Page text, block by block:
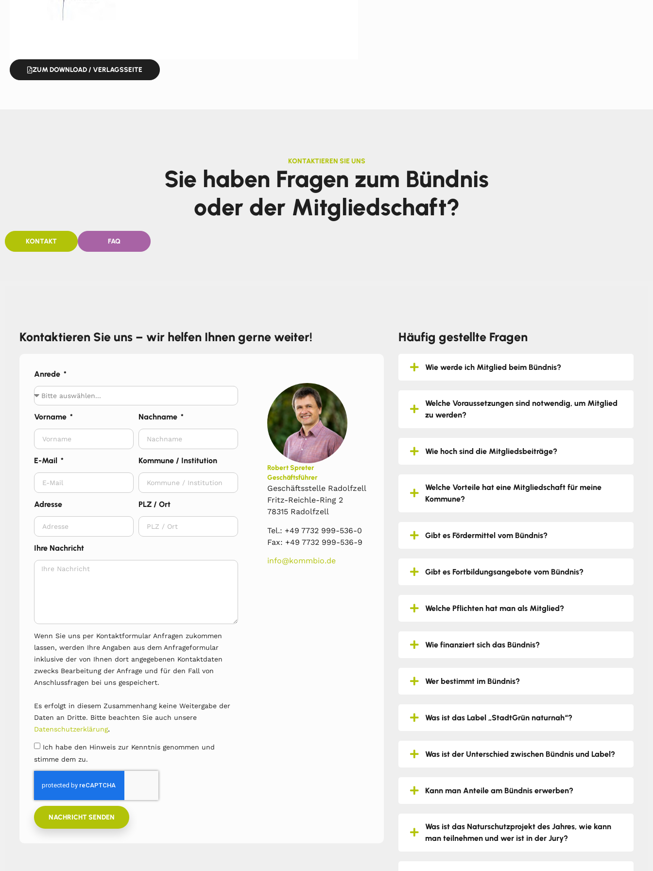
ZUM DOWNLOAD / VERLAGSSEITE
KONTAKTIEREN SIE UNS
Sie haben Fragen zum Bündnis
oder der Mitgliedschaft?
KONTAKT FAQ
Kontaktieren Sie uns – wir helfen Ihnen gerne weiter!
Anrede
Vorname Nachname
E-Mail Kommune / Institution
Adresse PLZ / Ort
Ihre Nachricht
Wenn Sie uns per Kontaktformular Anfragen zukommen
lassen, werden Ihre Angaben aus dem Anfrageformular
inklusive der von Ihnen dort angegebenen Kontaktdaten
zwecks Bearbeitung der Anfrage und für den Fall von
Anschlussfragen bei uns gespeichert.
Es erfolgt in diesem Zusammenhang keine Weitergabe der
Daten an Dritte. Bitte beachten Sie auch unsere
Datenschutzerklärung.
Ich habe den Hinweis zur Kenntnis genommen und
stimme dem zu.
NACHRICHT SENDEN
Robert Spreter
Geschäftsführer
Geschäftsstelle Radolfzell
Fritz-Reichle-Ring 2
78315 Radolfzell
Tel.: +49 7732 999-536-0
Fax: +49 7732 999-536-9
info@kommbio.de
Häufig gestellte Fragen
Wie werde ich Mitglied beim Bündnis?
Welche Voraussetzungen sind notwendig, um Mitglied
zu werden?
Wie hoch sind die Mitgliedsbeiträge?
Welche Vorteile hat eine Mitgliedschaft für meine
Kommune?
Gibt es Fördermittel vom Bündnis?
Gibt es Fortbildungsangebote vom Bündnis?
Welche Pflichten hat man als Mitglied?
Wie finanziert sich das Bündnis?
Wer bestimmt im Bündnis?
Was ist das Label „StadtGrün naturnah“?
Was ist der Unterschied zwischen Bündnis und Label?
Kann man Anteile am Bündnis erwerben?
Was ist das Naturschutzprojekt des Jahres, wie kann
man teilnehmen und wer ist in der Jury?